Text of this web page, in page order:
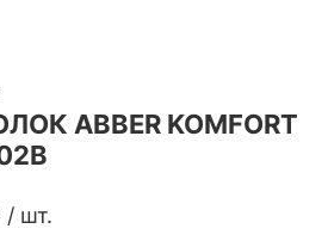
ABBER KOMFORT
/ шт.